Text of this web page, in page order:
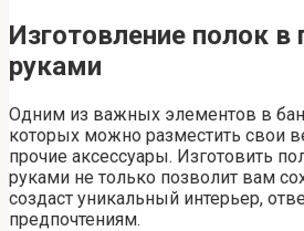
Изготовление полок в
руками
Одним из важных элементов в
которых можно разместить свои
прочие аксессуары. Изготовить
руками не только позволит вам
создаст уникальный интерьер,
предпочтениям.